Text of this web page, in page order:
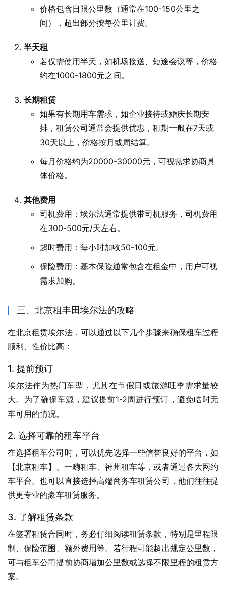
价格包含日限公里数（通常在100-150公里之
间），超出部分按每公里计费。
半天租
若仅需使用半天，如机场接送、短途会议等，价格
约在1000-1800元之间。
长期租赁
如果有长期用车需求，如企业接待或婚庆长期安
排，租赁公司通常会提供优惠，租期一般在7天或
30天以上，价格按月或周结算。
每月价格约为20000-30000元，可视需求协商具
体价格。
其他费用
司机费用：埃尔法通常提供带司机服务，司机费用
在300-500元/天左右。
超时费用：每小时加收50-100元。
保险费用：基本保险通常包含在租金中，用户可视
需求加购。
三、北京租丰田埃尔法的攻略
在北京租赁埃尔法，可以通过以下几个步骤来确保租车过程
顺利、性价比高：
1. 提前预订
埃尔法作为热门车型，尤其在节假日或旅游旺季需求量较
大。为了确保车源，建议提前1-2周进行预订，避免临时无
车可用的情况。
2. 选择可靠的租车平台
在选择租车公司时，可以优先选择一些信誉良好的平台，如
【北京租车】、一嗨租车、神州租车等，或者通过各大网约
车平台。也可以直接选择高端商务车租赁公司，他们往往提
供更专业的豪车租赁服务。
3. 了解租赁条款
在签署租赁合同时，务必仔细阅读租赁条款，特别是里程限
制、保险范围、额外费用等。若行程可能超出规定公里数，
可与租车公司提前协商增加公里数或选择不限里程的租赁方
案。